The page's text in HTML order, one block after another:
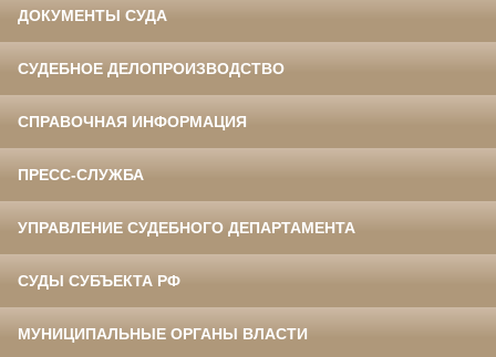
ДОКУМЕНТЫ СУДА
СУДЕБНОЕ ДЕЛОПРОИЗВОДСТВО
СПРАВОЧНАЯ ИНФОРМАЦИЯ
ПРЕСС-СЛУЖБА
УПРАВЛЕНИЕ СУДЕБНОГО ДЕПАРТАМЕНТА
СУДЫ СУБЪЕКТА РФ
МУНИЦИПАЛЬНЫЕ ОРГАНЫ ВЛАСТИ